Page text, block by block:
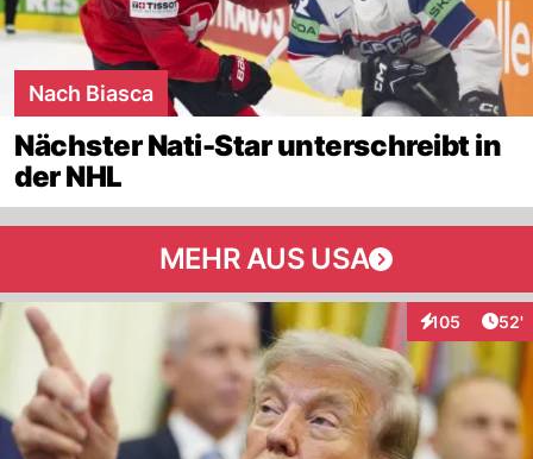
Nach Biasca
Nächster Nati-Star unterschreibt in
der NHL
MEHR AUS USA
105
Interaktionen
52'